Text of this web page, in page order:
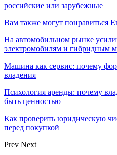
российские или зарубежные
Вам также могут понравиться
На автомобильном рынке
электромобилям и гибридным
Машина как сервис: почему
владения
Психология аренды: почему
быть ценностью
Как проверить юридическую
перед покупкой
Prev Next